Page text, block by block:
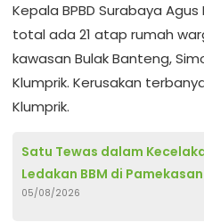
Kepala BPBD Surabaya
total ada 21 atap rumah
kawasan Bulak Banteng,
Klumprik. Kerusakan
Klumprik.
Satu Tewas dalam
Ledakan BBM di Pamekasan
05/08/2026